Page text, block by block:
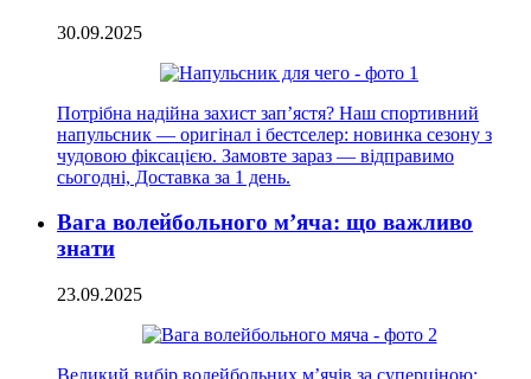
30.09.2025
Потрібна надійна захист зап’ястя? Наш спортивний
напульсник — оригінал і бестселер: новинка сезону з
чудовою фіксацією. Замовте зараз — відправимо
сьогодні, Доставка за 1 день.
Вага волейбольного м’яча: що важливо
знати
23.09.2025
Великий вибір волейбольних м’ячів за суперціною: